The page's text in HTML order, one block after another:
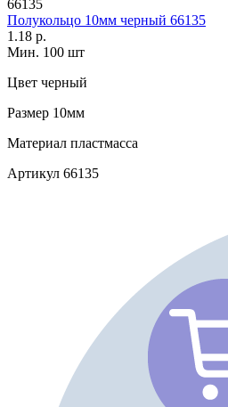
66135
Полукольцо 10мм черный 66135
1.18 р.
Мин. 100 шт
Цвет черный
Размер 10мм
Материал пластмасса
Артикул 66135